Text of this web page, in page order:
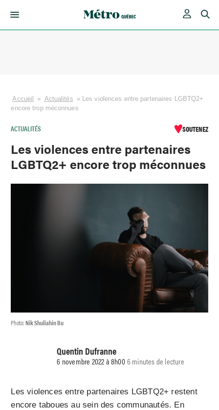
Accueil » Actualités » Les violences entre partenaires LGBTQ2+
encore trop méconnues
ACTUALITÉS SOUTENEZ
Les violences entre partenaires
LGBTQ2+ encore trop méconnues
Photo:Nik Shuliahin Bu
Quentin Dufranne
6 novembre 2022 à 8h006 minutes de lecture
Les violences entre partenaires LGBTQ2+ restent
encore taboues au sein des communautés. En